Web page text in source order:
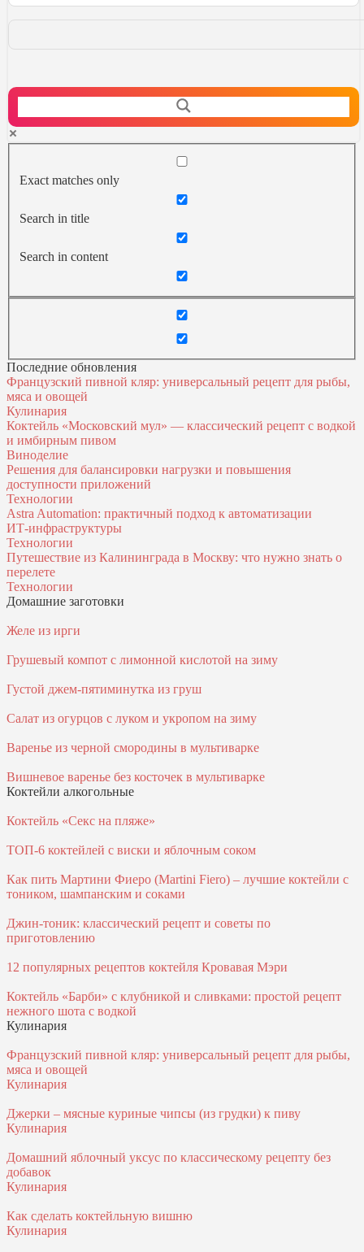
Exact matches only
Search in title
Search in content
Последние обновления
Французский пивной кляр: универсальный рецепт для рыбы,
мяса и овощей
Кулинария
Коктейль «Московский мул» — классический рецепт с водкой
и имбирным пивом
Виноделие
Решения для балансировки нагрузки и повышения
доступности приложений
Технологии
Astra Automation: практичный подход к автоматизации
ИТ‑инфраструктуры
Технологии
Путешествие из Калининграда в Москву: что нужно знать о
перелете
Технологии
Домашние заготовки
Желе из ирги
Грушевый компот с лимонной кислотой на зиму
Густой джем-пятиминутка из груш
Салат из огурцов с луком и укропом на зиму
Варенье из черной смородины в мультиварке
Вишневое варенье без косточек в мультиварке
Коктейли алкогольные
Коктейль «Секс на пляже»
ТОП-6 коктейлей с виски и яблочным соком
Как пить Мартини Фиеро (Martini Fiero) – лучшие коктейли с
тоником, шампанским и соками
Джин-тоник: классический рецепт и советы по
приготовлению
12 популярных рецептов коктейля Кровавая Мэри
Коктейль «Барби» с клубникой и сливками: простой рецепт
нежного шота с водкой
Кулинария
Французский пивной кляр: универсальный рецепт для рыбы,
мяса и овощей
Кулинария
Джерки – мясные куриные чипсы (из грудки) к пиву
Кулинария
Домашний яблочный уксус по классическому рецепту без
добавок
Кулинария
Как сделать коктейльную вишню
Кулинария